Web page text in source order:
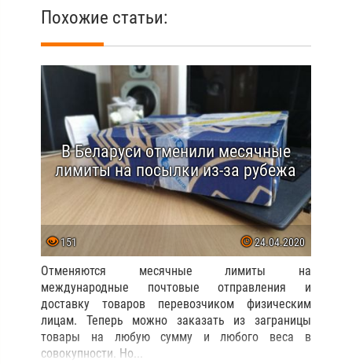
Похожие статьи:
В Беларуси отменили месячные
лимиты на посылки из-за рубежа
151 24.04.2020
Отменяются месячные лимиты на
международные почтовые отправления и
доставку товаров перевозчиком физическим
лицам. Теперь можно заказать из заграницы
товары на любую сумму и любого веса в
совокупности. Но...